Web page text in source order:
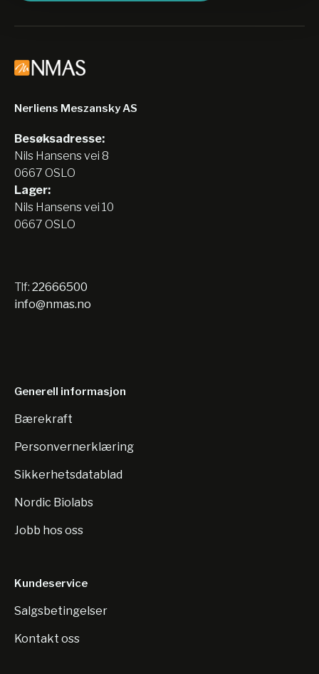
Nerliens Meszansky AS
Besøksadresse:
Nils Hansens vei 8
0667 OSLO
Lager:
Nils Hansens vei 10
0667 OSLO
Tlf: 22666500
info@nmas.no
Generell informasjon
Bærekraft
Personvernerklæring
Sikkerhetsdatablad
Nordic Biolabs
Jobb hos oss
Kundeservice
Salgsbetingelser
Kontakt oss